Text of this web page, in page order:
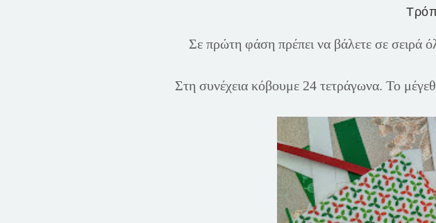
Σε πρώτη φάση πρέπει να βάλετε σε σειρά
Στη συνέχεια κόβουμε 24 τετράγωνα. Το